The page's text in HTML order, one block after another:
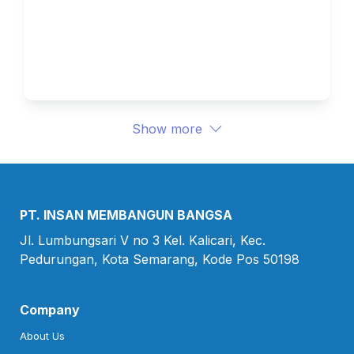
Show more
PT. INSAN MEMBANGUN BANGSA
Jl. Lumbungsari V no 3 Kel. Kalicari, Kec.
Pedurungan, Kota Semarang, Kode Pos 50198
Company
About Us